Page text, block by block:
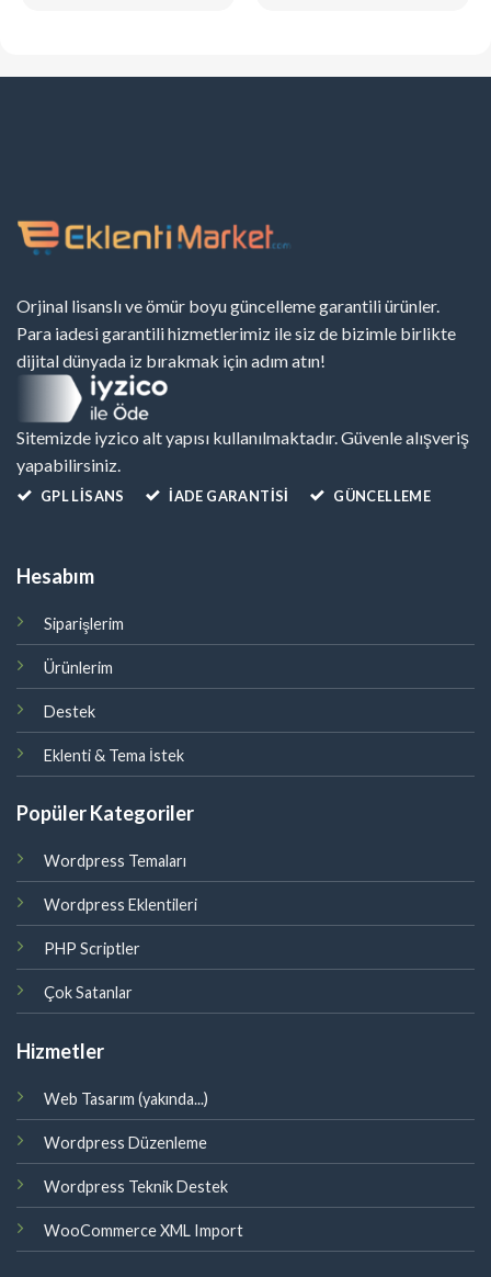
Orjinal lisanslı ve ömür boyu güncelleme garantili ürünler.
Para iadesi garantili hizmetlerimiz ile siz de bizimle birlikte
dijital dünyada iz bırakmak için adım atın!
Sitemizde iyzico alt yapısı kullanılmaktadır. Güvenle alışveriş
yapabilirsiniz.
GPL LISANS İADE GARANTİSİ GÜNCELLEME
Hesabım
Siparişlerim
Ürünlerim
Destek
Eklenti & Tema İstek
Popüler Kategoriler
Wordpress Temaları
Wordpress Eklentileri
PHP Scriptler
Çok Satanlar
Hizmetler
Web Tasarım (yakında...)
Wordpress Düzenleme
Wordpress Teknik Destek
WooCommerce XML Import